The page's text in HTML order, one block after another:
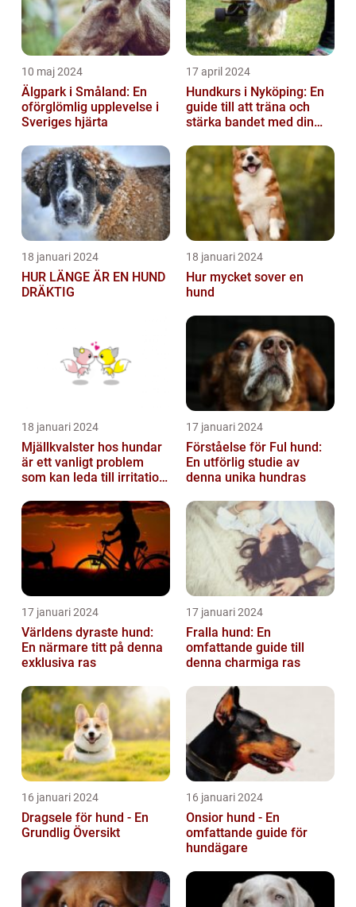
10 maj 2024
Älgpark i Småland: En
oförglömlig upplevelse i
Sveriges hjärta
17 april 2024
Hundkurs i Nyköping: En
guide till att träna och
stärka bandet med din
18 januari 2024
HUR LÄNGE ÄR EN HUND
DRÄKTIG
18 januari 2024
Hur mycket sover en
hund
18 januari 2024
Mjällkvalster hos hundar
är ett vanligt problem
som kan leda till irritation
hun...
17 januari 2024
Förståelse för Ful hund:
En utförlig studie av
denna unika hundras
17 januari 2024
Världens dyraste hund:
En närmare titt på denna
exklusiva ras
17 januari 2024
Fralla hund: En
omfattande guide till
denna charmiga ras
16 januari 2024
Dragsele för hund - En
Grundlig Översikt
16 januari 2024
Onsior hund - En
omfattande guide för
hundägare